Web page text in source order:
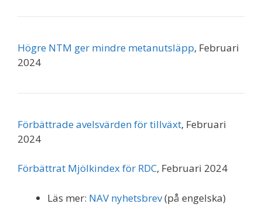
Högre NTM ger mindre metanutsläpp, Februari
2024
Förbättrade avelsvärden för tillväxt, Februari
2024
Förbättrat Mjölkindex för RDC, Februari 2024
Läs mer: NAV nyhetsbrev(på engelska)